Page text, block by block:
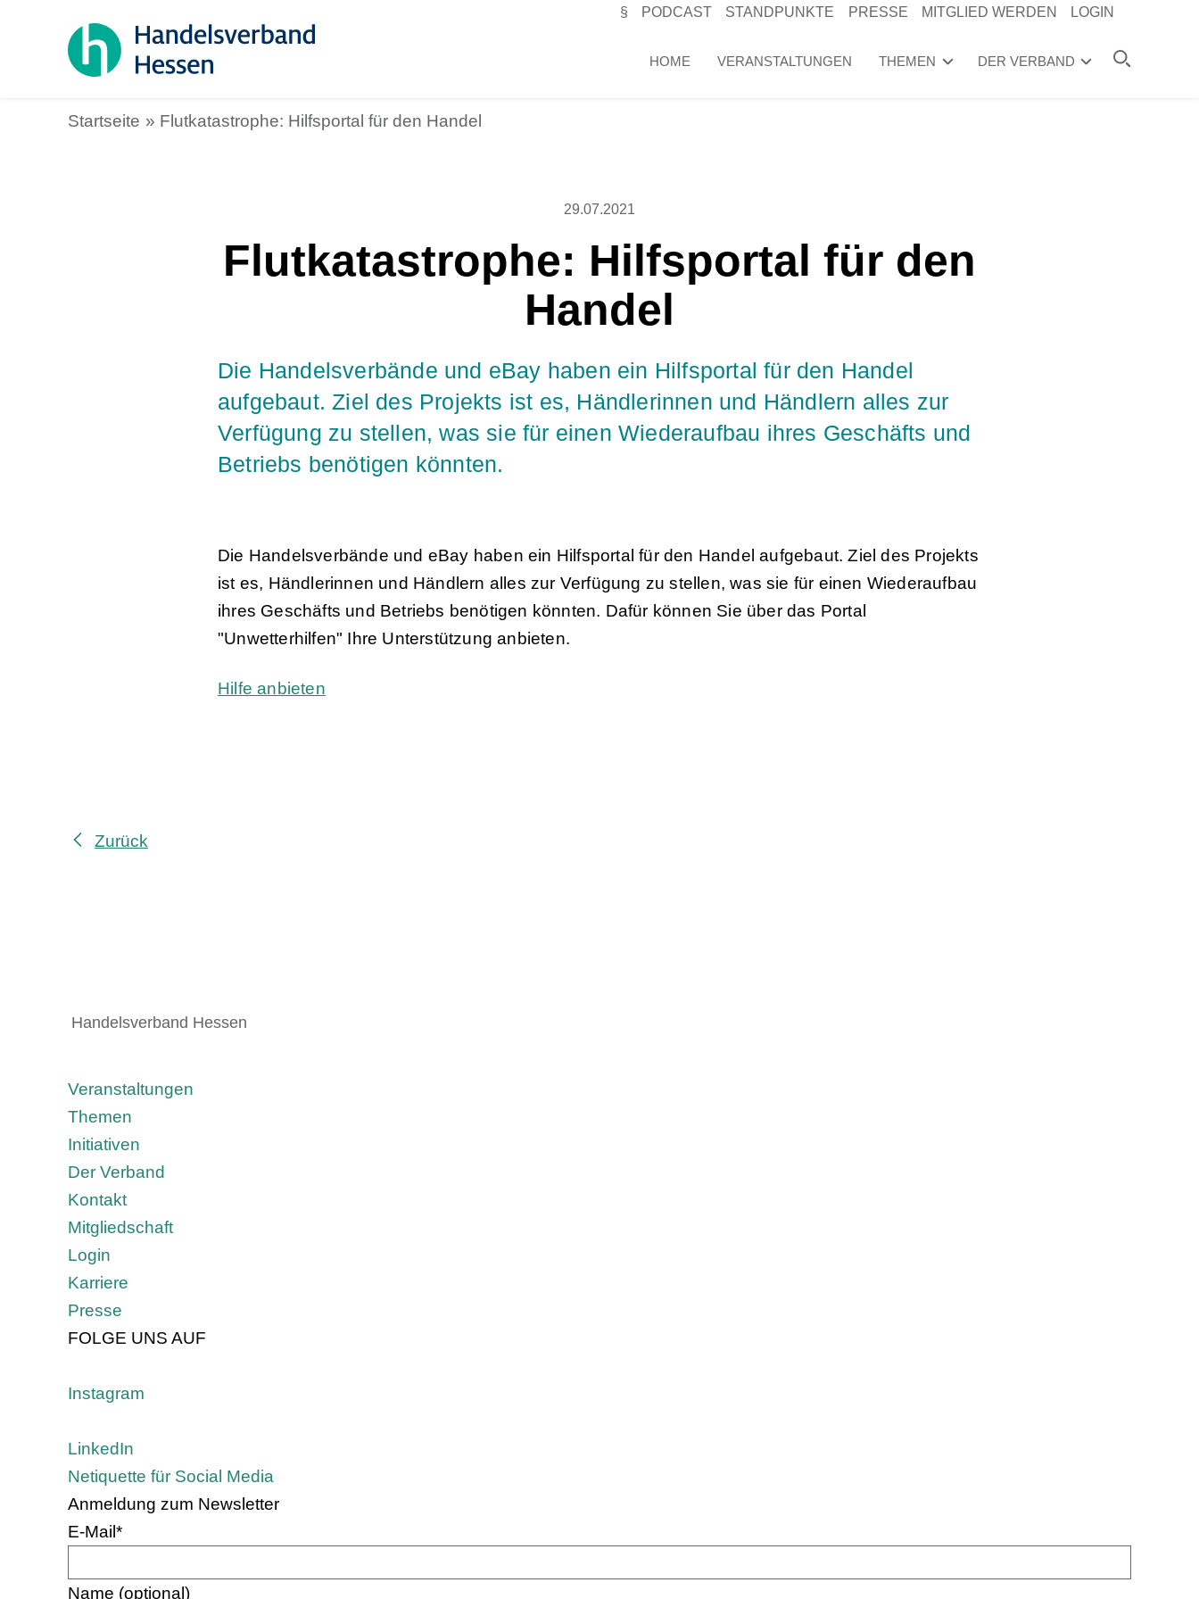
§ PODCAST STANDPUNKTE PRESSE MITGLIED WERDEN LOGIN
HOME VERANSTALTUNGEN THEMEN DER VERBAND
Startseite Flutkatastrophe: Hilfsportal für den Handel
29.07.2021
Flutkatastrophe: Hilfsportal für den
Handel
Die Handelsverbände und eBay haben ein Hilfsportal für den Handel
aufgebaut. Ziel des Projekts ist es, Händlerinnen und Händlern alles zur
Verfügung zu stellen, was sie für einen Wiederaufbau ihres Geschäfts und
Betriebs benötigen könnten.
Die Handelsverbände und eBay haben ein Hilfsportal für den Handel aufgebaut. Ziel des Projekts
ist es, Händlerinnen und Händlern alles zur Verfügung zu stellen, was sie für einen Wiederaufbau
ihres Geschäfts und Betriebs benötigen könnten. Dafür können Sie über das Portal
"Unwetterhilfen" Ihre Unterstützung anbieten.
Hilfe anbieten
Zurück
Handelsverband Hessen
Veranstaltungen
Themen
Initiativen
Der Verband
Kontakt
Mitgliedschaft
Login
Karriere
Presse
FOLGE UNS AUF
Instagram
LinkedIn
Netiquette für Social Media
Anmeldung zum Newsletter
E-Mail*
Name (optional)